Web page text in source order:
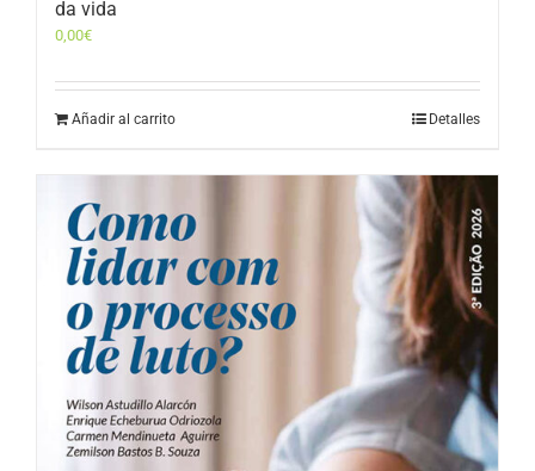
da vida
0,00€
Añadir al carrito Detalles